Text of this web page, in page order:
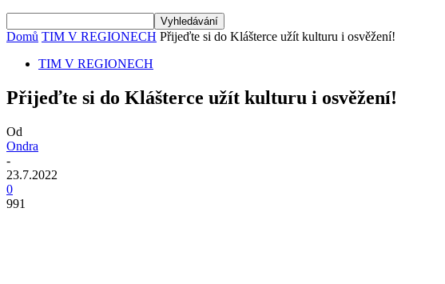
Domů TIM V REGIONECH Přijeďte si do Klášterce užít kulturu i osvěžení!
TIM V REGIONECH
Přijeďte si do Klášterce užít kulturu i osvěžení!
Od
Ondra
-
23.7.2022
0
991